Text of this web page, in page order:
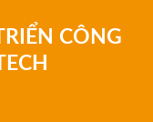
CÔNG